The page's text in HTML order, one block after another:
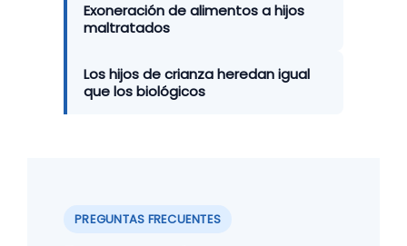
Exoneración de alimentos a hijos
maltratados
Los hijos de crianza heredan igual
que los biológicos
PREGUNTAS FRECUENTES